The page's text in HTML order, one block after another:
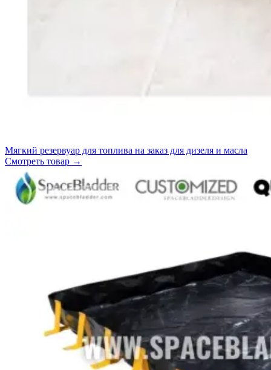
Мягкий резервуар для топлива на заказ для дизеля и масла
Смотреть товар →